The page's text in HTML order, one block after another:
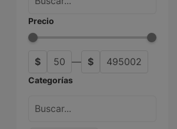
Precio
$ 50 — $ 495002
Categorías